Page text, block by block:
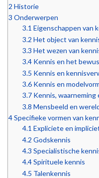
2 Historie
3 Onderwerpen
3.1 Eigenschappen van
3.2 Het object van
3.3 Het wezen van
3.4 Kennis en het
3.5 Kennis en
3.6 Kennis en
3.7 Kennis, waarneming
3.8 Mensbeeld en
4Specifieke vormen van
4.1 Expliciete en
4.2 Godskennis
4.3 Specialistische
4.4Spirituele kennis
4.5 Talenkennis